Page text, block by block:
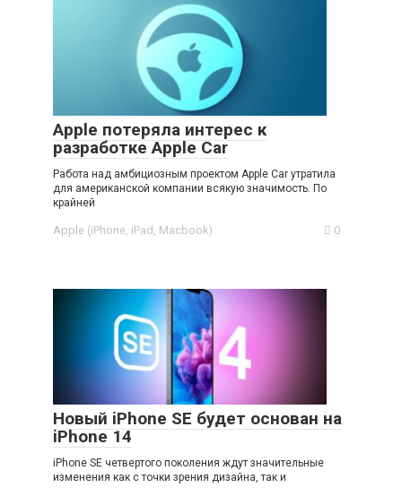
Apple потеряла интерес к
разработке Apple Car
Работа над амбициозным проектом Apple Car утратила
для американской компании всякую значимость. По
крайней
Apple (iPhone, iPad, Macbook) 0
Новый iPhone SE будет основан на
iPhone 14
iPhone SE четвертого поколения ждут значительные
изменения как с точки зрения дизайна, так и